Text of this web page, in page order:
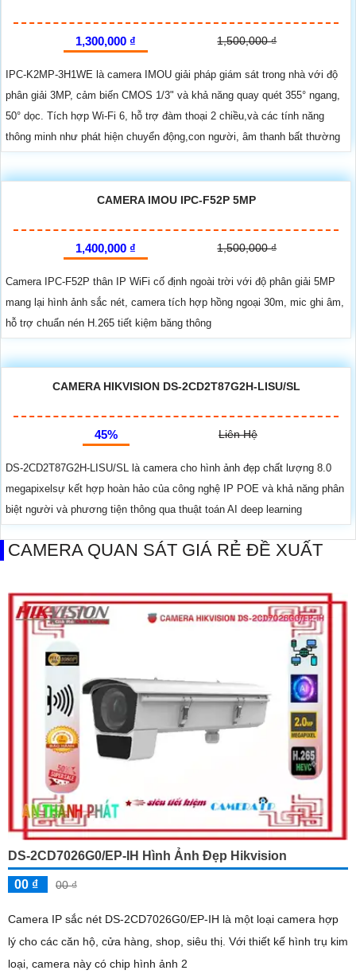
1,300,000 ₫ 1,500,000 ₫
IPC-K2MP-3H1WE là camera IMOU giải pháp giám sát trong nhà với độ
phân giải 3MP, cảm biến CMOS 1/3" và khả năng quay quét 355° ngang,
50° dọc. Tích hợp Wi-Fi 6, hỗ trợ đàm thoại 2 chiều,và các tính năng
thông minh như phát hiện chuyển động,con người, âm thanh bất thường
CAMERA IMOU IPC-F52P 5MP
1,400,000 ₫ 1,500,000 ₫
Camera IPC-F52P thân IP WiFi cố định ngoài trời với độ phân giải 5MP
mang lại hình ảnh sắc nét, camera tích hợp hồng ngoại 30m, mic ghi âm,
hỗ trợ chuẩn nén H.265 tiết kiệm băng thông
CAMERA HIKVISION DS-2CD2T87G2H-LISU/SL
45% Liên Hệ
DS-2CD2T87G2H-LISU/SL là camera cho hình ảnh đẹp chất lượng 8.0
megapixelsự kết hợp hoàn hảo của công nghệ IP POE và khả năng phân
biệt người và phương tiện thông qua thuật toán AI deep learning
CAMERA QUAN SÁT GIÁ RẺ ĐỀ XUẤT
DS-2CD7026G0/EP-IH Hình Ảnh Đẹp Hikvision
00 ₫ 00 ₫
Camera IP sắc nét DS-2CD7026G0/EP-IH là một loại camera hợp
lý cho các căn hộ, cửa hàng, shop, siêu thị. Với thiết kế hình trụ kim
loại, camera này có chip hình ảnh 2